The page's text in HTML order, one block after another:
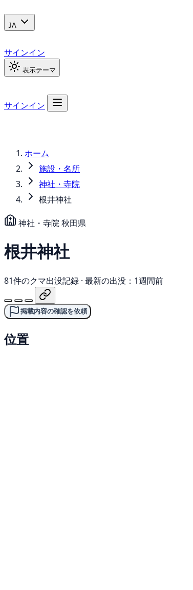
JA
サインイン
表示テーマ
サインイン
ホーム
施設・名所
神社・寺院
根井神社
神社・寺院秋田県
根井神社
81件のクマ出没記録 · 最新の出没：1週間前
掲載内容の確認を依頼
位置